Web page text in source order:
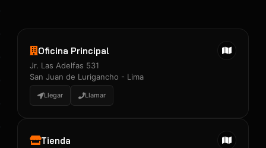
Oficina Principal
Jr. Las Adelfas 531
San Juan de Lurigancho - Lima
Llegar Llamar
Tienda